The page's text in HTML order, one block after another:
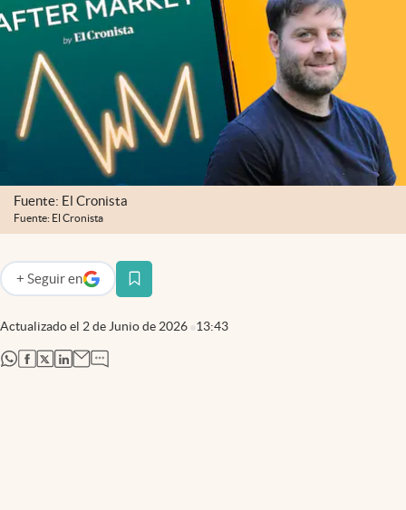
Mundial 2026
Eventos Corporativos
El Cronista Studio
Mediakit
abre en nueva pestaña
Argentina
Fuente: El Cronista
Fuente: El Cronista
Actualizado el 2 de Junio de 2026 13:43
+ Seguir en
abre en nueva pestaña
abre en nueva pestaña
abre en nueva pestaña
abre en nueva pestaña
abre en nueva pestaña